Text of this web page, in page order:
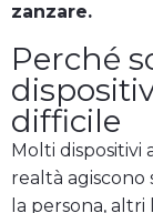
zanzare.
Perché
difficile
Molti dispositivi
realtà
la persona,